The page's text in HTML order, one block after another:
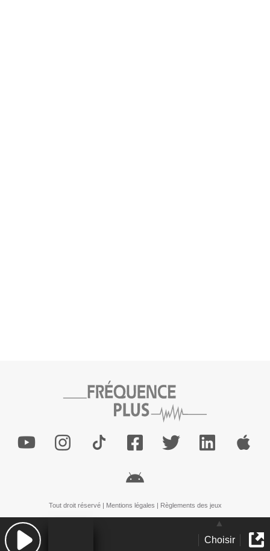
Choisir
Tout droit réservé | Mentions légales | Règlements des jeux